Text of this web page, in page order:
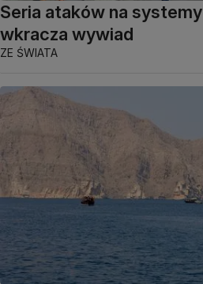
Seria ataków na
wkracza wywiad
ZE ŚWIATA